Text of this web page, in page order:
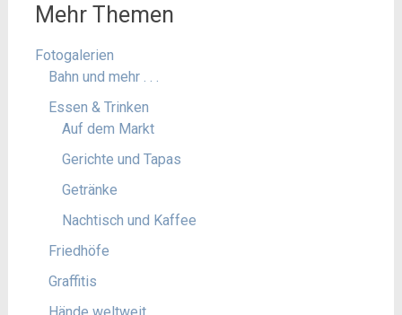
Mehr Themen
Fotogalerien
Bahn und mehr . . .
Essen & Trinken
Auf dem Markt
Gerichte und Tapas
Getränke
Nachtisch und Kaffee
Friedhöfe
Graffitis
Hände weltweit